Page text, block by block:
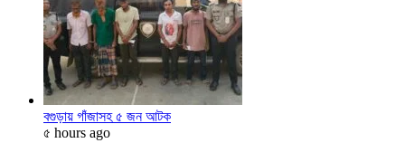
বগুড়ায় গাঁজাসহ ৫ জন আটক
৫ hours ago